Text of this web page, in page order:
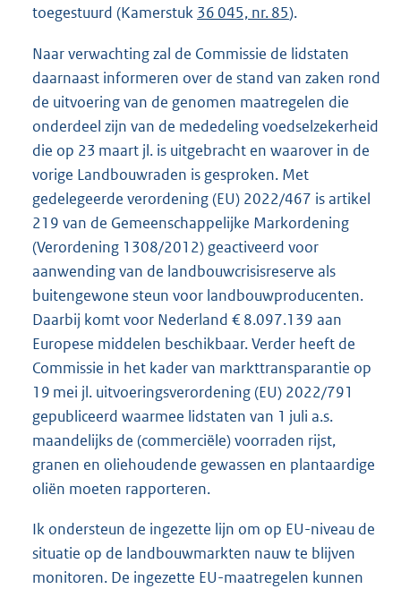
toegestuurd (Kamerstuk 36 045, nr. 85).
Naar verwachting zal de Commissie de lidstaten
daarnaast informeren over de stand van zaken rond
de uitvoering van de genomen maatregelen die
onderdeel zijn van de mededeling voedselzekerheid
die op 23 maart jl. is uitgebracht en waarover in de
vorige Landbouwraden is gesproken. Met
gedelegeerde verordening (EU) 2022/467 is artikel
219 van de Gemeenschappelijke Markordening
(Verordening 1308/2012) geactiveerd voor
aanwending van de landbouwcrisisreserve als
buitengewone steun voor landbouwproducenten.
Daarbij komt voor Nederland € 8.097.139 aan
Europese middelen beschikbaar. Verder heeft de
Commissie in het kader van markttransparantie op
19 mei jl. uitvoeringsverordening (EU) 2022/791
gepubliceerd waarmee lidstaten van 1 juli a.s.
maandelijks de (commerciële) voorraden rijst,
granen en oliehoudende gewassen en plantaardige
oliën moeten rapporteren.
Ik ondersteun de ingezette lijn om op EU-niveau de
situatie op de landbouwmarkten nauw te blijven
monitoren. De ingezette EU-maatregelen kunnen